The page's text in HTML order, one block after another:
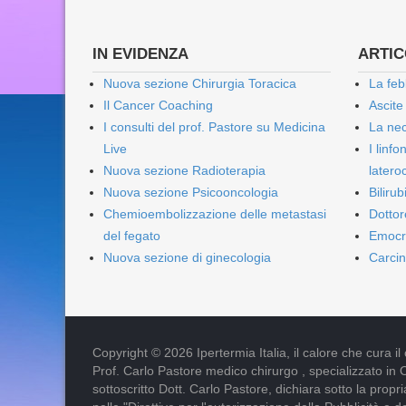
IN EVIDENZA
Nuova sezione Chirurgia Toracica
Il Cancer Coaching
I consulti del prof. Pastore su Medicina
Live
Nuova sezione Radioterapia
Nuova sezione Psicooncologia
Chemioembolizzazione delle metastasi
del fegato
Nuova sezione di ginecologia
La
La
I
Copyright © 2026 Ipertermia Italia, il calore che cura il
Prof. Carlo Pastore medico chirurgo , specializzato in
sottoscritto Dott. Carlo Pastore, dichiara sotto la